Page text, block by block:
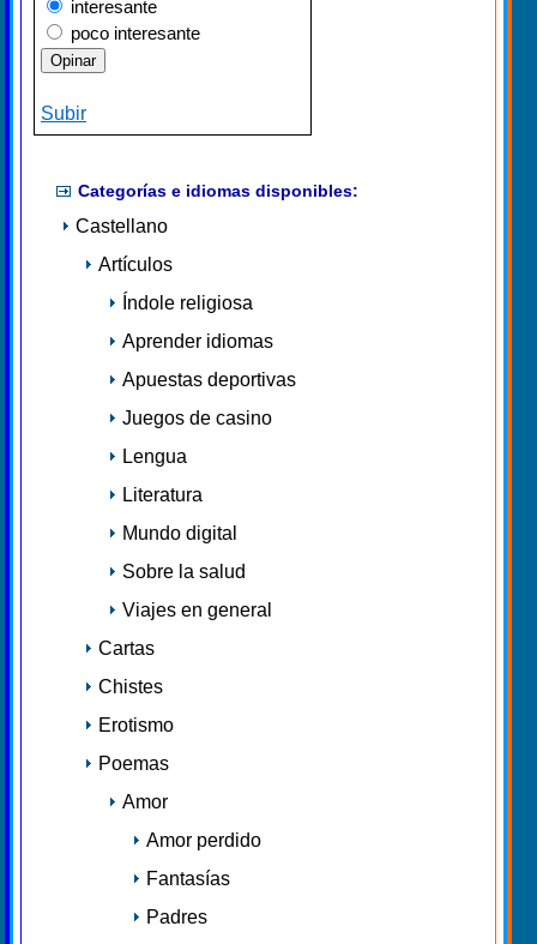
interesante
poco interesante
Subir
Categorías e idiomas disponibles:
Castellano
Artículos
Índole religiosa
Aprender idiomas
Apuestas deportivas
Juegos de casino
Lengua
Literatura
Mundo digital
Sobre la salud
Viajes en general
Cartas
Chistes
Erotismo
Poemas
Amor
Amor perdido
Fantasías
Padres